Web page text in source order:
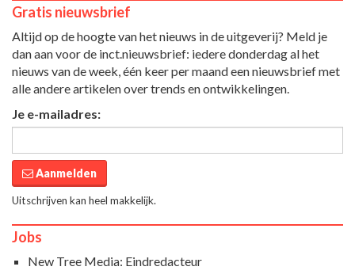
Gratis nieuwsbrief
Altijd op de hoogte van het nieuws in de uitgeverij? Meld je
dan aan voor de inct.nieuwsbrief: iedere donderdag al het
nieuws van de week, één keer per maand een nieuwsbrief met
alle andere artikelen over trends en ontwikkelingen.
Je e-mailadres:
Aanmelden
Uitschrijven kan heel makkelijk.
Jobs
New Tree Media: Eindredacteur